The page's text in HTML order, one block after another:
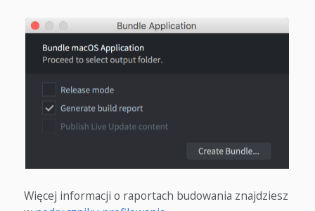
Więcej informacji o raportach budowania znajdziesz